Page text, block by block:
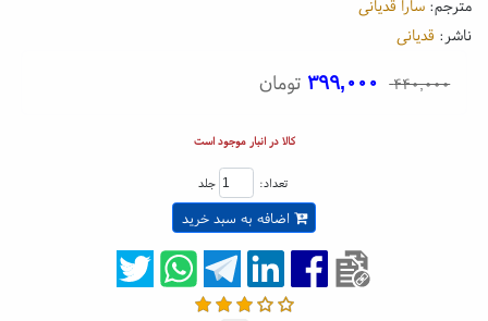
مترجم: سارا قدیانی
ناشر: قدیانی
۴۴۰,۰۰۰ ۳۹۹,۰۰۰ تومان
کالا در انبار موجود است
تعداد: جلد
اضافه به سبد خرید